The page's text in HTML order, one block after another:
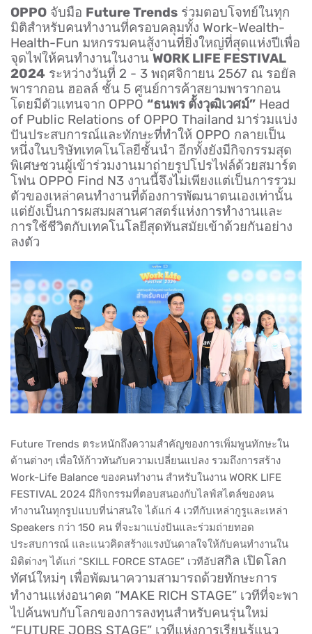
OPPO จับมือ Future Trends ร่วมตอบโจทย์ในทุก
มิติสำหรับคนทำงานที่ครอบคลุมทั้ง Work-Wealth-
Health-Fun มหกรรมคนสู้งานที่ยิ่งใหญ่ที่สุดแห่งปีเพื่อ
จุดไฟให้คนทำงานในงาน WORK LIFE FESTIVAL
2024 ระหว่างวันที่ 2 - 3 พฤศจิกายน 2567 ณ รอยัล
พารากอน ฮอลล์ ชั้น 5 ศูนย์การค้าสยามพารากอน
โดยมีตัวแทนจาก OPPO “ธนพร ตั้งวุฒิเวศม์” Head
of Public Relations of OPPO Thailand มาร่วมแบ่ง
ปันประสบการณ์และทักษะที่ทำให้ OPPO กลายเป็น
หนึ่งในบริษัทเทคโนโลยีชั้นนำ อีกทั้งยังมีกิจกรรมสุด
พิเศษชวนผู้เข้าร่วมงานมาถ่ายรูปโปรไฟล์ด้วยสมาร์ต
โฟน OPPO Find N3 งานนี้จึงไม่เพียงแต่เป็นการรวม
ตัวของเหล่าคนทำงานที่ต้องการพัฒนาตนเองเท่านั้น
แต่ยังเป็นการผสมผสานศาสตร์แห่งการทำงานและ
การใช้ชีวิตกับเทคโนโลยีสุดทันสมัยเข้าด้วยกันอย่าง
ลงตัว
Future Trends ตระหนักถึงความสำคัญของการเพิ่มพูนทักษะใน
ด้านต่างๆ เพื่อให้ก้าวทันกับความเปลี่ยนแปลง รวมถึงการสร้าง
Work-Life Balance ของคนทำงาน สำหรับในงาน WORK LIFE
FESTIVAL 2024 มีกิจกรรมที่ตอบสนองกับไลฟ์สไตล์ของคน
ทำงานในทุกรูปแบบที่น่าสนใจ ได้แก่ 4 เวทีกับเหล่ากูรูและเหล่า
Speakers กว่า 150 คน ที่จะมาแบ่งปันและร่วมถ่ายทอด
ประสบการณ์ และแนวคิดสร้างแรงบันดาลใจให้กับคนทำงานใน
มิติต่างๆ ได้แก่ “SKILL FORCE STAGE” เวทีอัปสกิล เปิดโลก
ทัศน์ใหม่ๆ เพื่อพัฒนาความสามารถด้วยทักษะการ
ทำงานแห่งอนาคต “MAKE RICH STAGE” เวทีที่จะพา
ไปค้นพบกับโลกของการลงทุนสำหรับคนรุ่นใหม่
“FUTURE JOBS STAGE” เวทีแห่งการเรียนรู้แนว